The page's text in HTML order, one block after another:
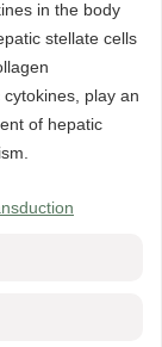
in the body
stellate cells
play an
of hepatic